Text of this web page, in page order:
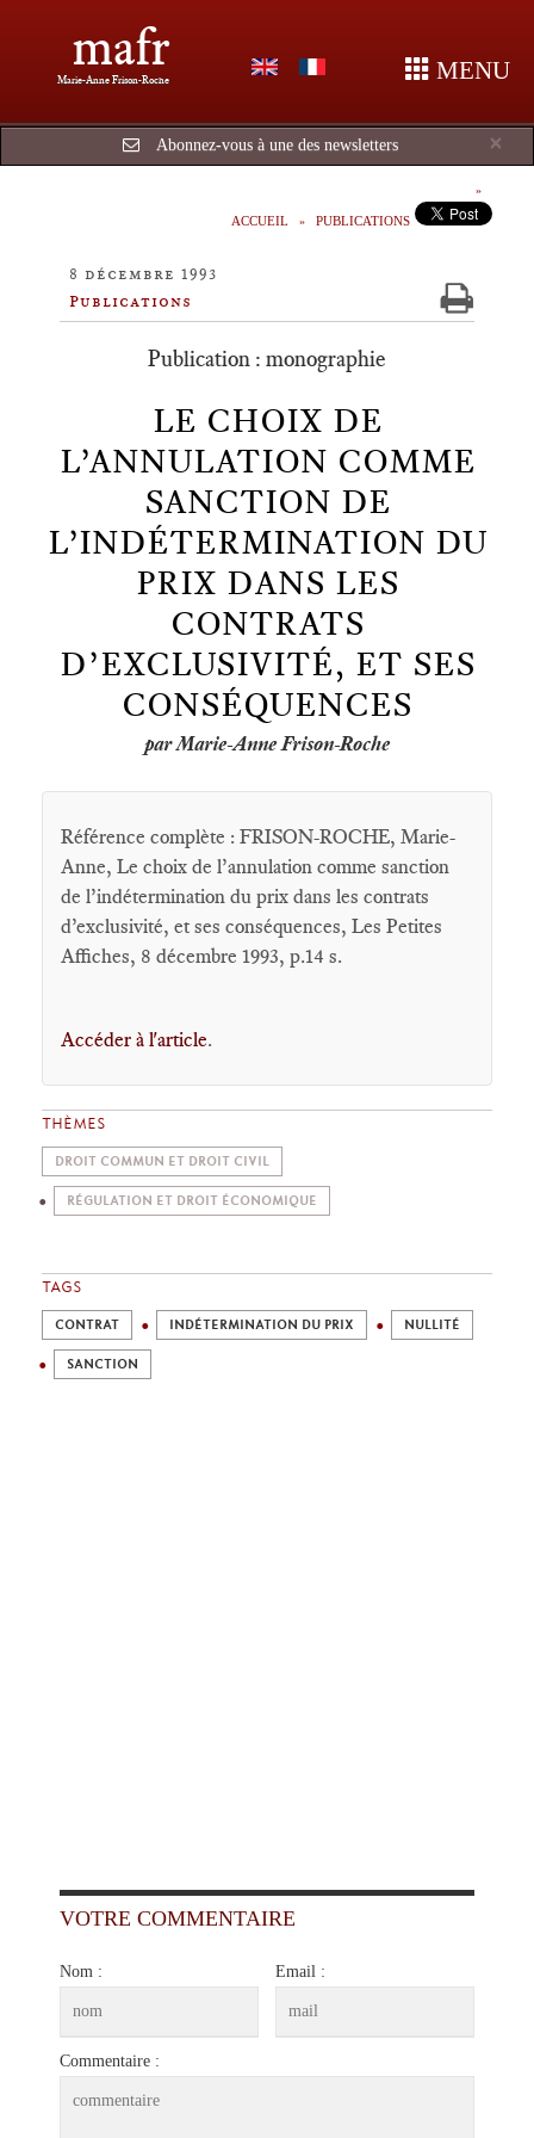
mafr
Marie-Anne Frison-Roche MENU
×
Abonnez-vous à une des newsletters
ACCUEIL PUBLICATIONS
8 décembre 1993
Publications
Publication : monographie
LE CHOIX DE
L’ANNULATION COMME
SANCTION DE
L’INDÉTERMINATION DU
PRIX DANS LES
CONTRATS
D’EXCLUSIVITÉ, ET SES
CONSÉQUENCES
par Marie-Anne Frison-Roche
Référence complète : FRISON-ROCHE, Marie-
Anne, Le choix de l’annulation comme sanction
de l’indétermination du prix dans les contrats
d’exclusivité, et ses conséquences, Les Petites
Affiches, 8 décembre 1993, p.14 s.
Accéder à l'article.
THÈMES
DROIT COMMUN ET DROIT CIVIL
RÉGULATION ET DROIT ÉCONOMIQUE
TAGS
CONTRAT INDÉTERMINATION DU PRIX NULLITÉ
SANCTION
VOTRE COMMENTAIRE
Nom : Email :
Commentaire :